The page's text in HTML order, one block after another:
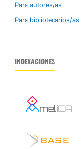
Para autores/as
Para bibliotecarios/as
INDEXACIONES